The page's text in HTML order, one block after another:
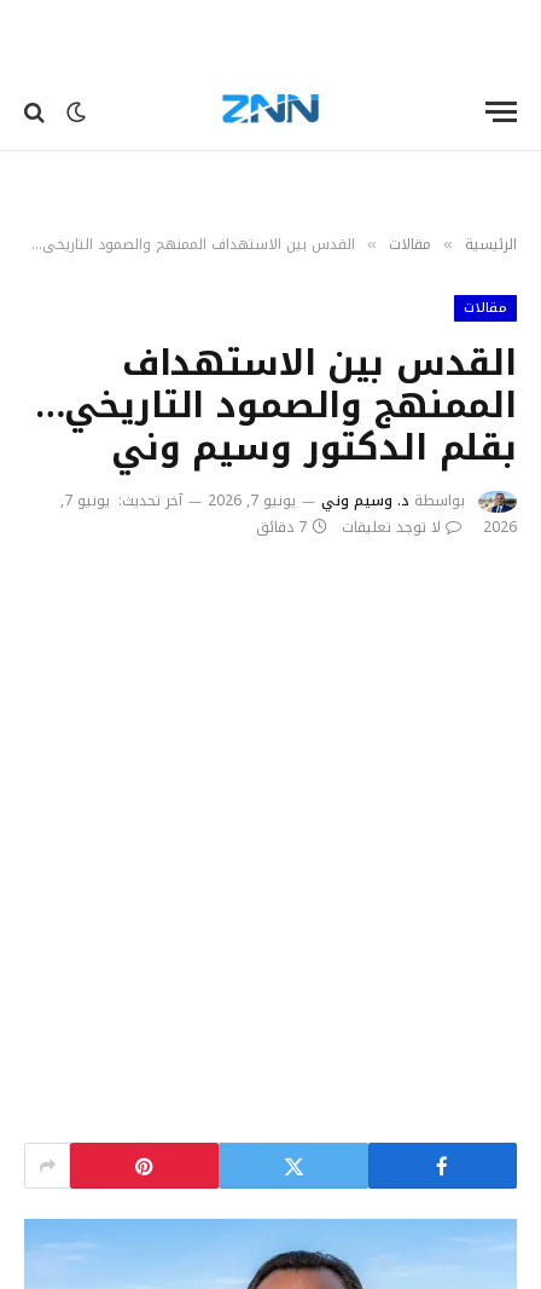
الرئيسية » مقالات » القدس بين الاستهداف الممنهج والصمود التاريخي…بقلم الدكتور وسيم وني
مقالات
القدس بين الاستهداف
الممنهج والصمود التاريخي…
بقلم الدكتور وسيم وني
بواسطة د. وسيم وني يونيو 7, 2026 آخر تحديث:
يونيو 7,
2026
لا توجد تعليقات 7 دقائق